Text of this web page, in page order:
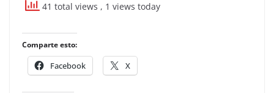
41 total views , 1 views today
Comparte esto:
Facebook X